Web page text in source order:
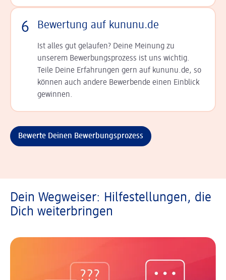
6 Bewertung auf kununu.de
Ist alles gut gelaufen? Deine Meinung zu
unserem Bewerbungsprozess ist uns wichtig.
Teile Deine Erfahrungen gern auf kununu.de, so
können auch andere Bewerbende einen Einblick
gewinnen.
Bewerte Deinen Bewerbungsprozess
Dein Wegweiser: Hilfestellungen, die
Dich weiterbringen